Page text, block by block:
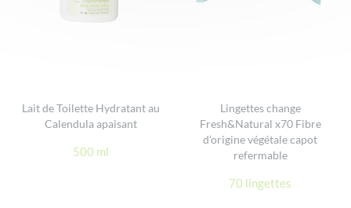
Lait de Toilette Hydratant au
Calendula apaisant
500 ml
Lingettes change
Fresh&Natural x70 Fibre
d’origine végétale capot
refermable
70 lingettes